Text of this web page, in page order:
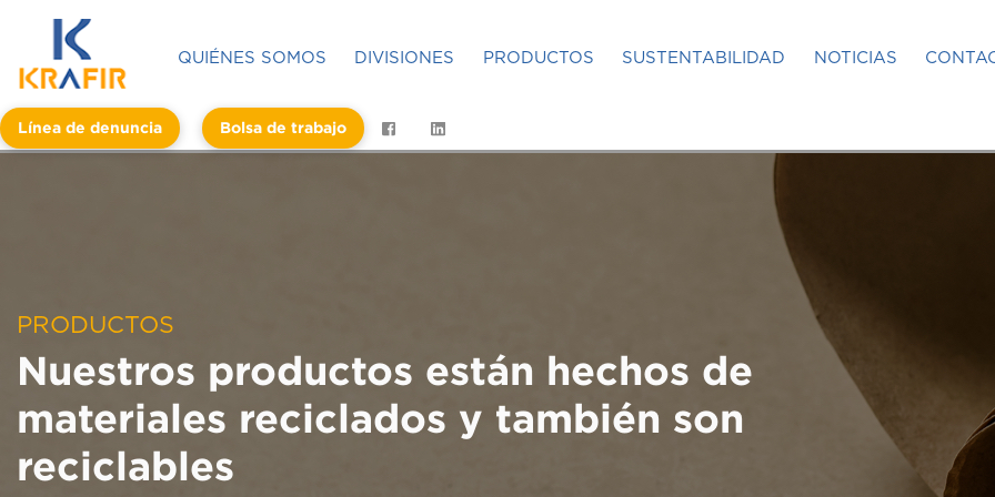
QUIÉNES SOMOS DIVISIONES PRODUCTOS SUSTENTABILIDAD NOTICIAS
Línea de denuncia Bolsa de trabajo
PRODUCTOS
Nuestros productos están hechos de
materiales reciclados y también son
reciclables